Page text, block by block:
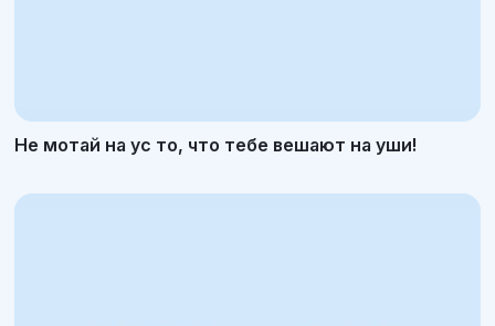
Не мотай на ус то, что тебе вешают на уши!